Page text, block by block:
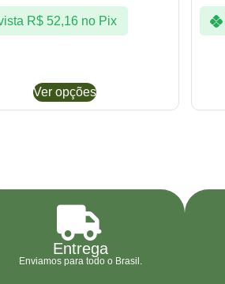
R$ 52,16 no Pix
Ver opções
Entrega
Enviamos para todo o Brasil.